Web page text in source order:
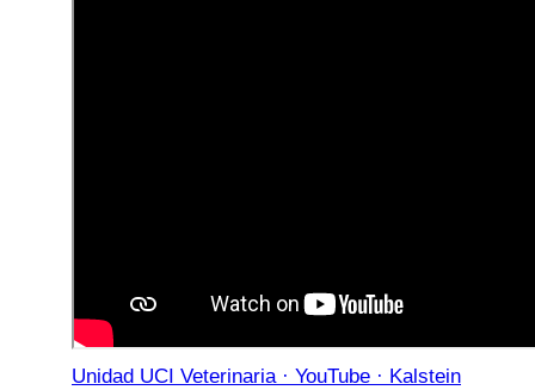
Unidad UCI Veterinaria · YouTube · Kalstein